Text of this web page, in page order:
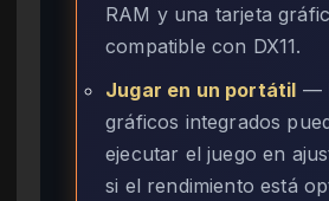
RAM y una tarjeta
compatible con DX11.
Jugar en un portátil —
gráficos integrados
ejecutar el juego en
si el rendimiento está